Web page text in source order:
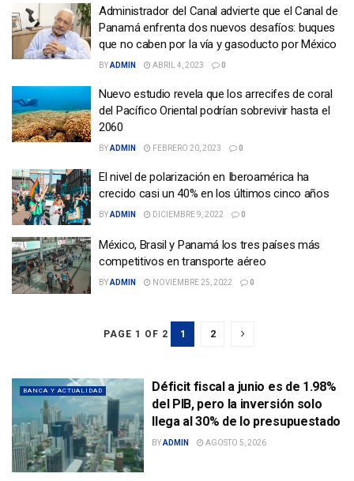
Administrador del Canal advierte que el Canal de
Panamá enfrenta dos nuevos desafíos: buques
que no caben por la vía y gasoducto por México
BYADMIN ABRIL 4, 2023 0
Nuevo estudio revela que los arrecifes de coral
del Pacífico Oriental podrían sobrevivir hasta el
2060
BYADMIN FEBRERO 20, 2023 0
El nivel de polarización en Iberoamérica ha
crecido casi un 40% en los últimos cinco años
BYADMIN DICIEMBRE 9, 2022 0
México, Brasil y Panamá los tres países más
competitivos en transporte aéreo
BYADMIN NOVIEMBRE 25, 2022 0
PAGE 1 OF 2 1 2
BANCA Y ACTUALIDAD
Déficit fiscal a junio es de 1.98%
del PIB, pero la inversión solo
llega al 30% de lo presupuestado
BYADMIN AGOSTO 5, 2026